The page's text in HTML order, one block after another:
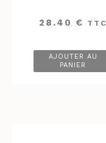
28.40 € TTC
AJOUTER AU
PANIER